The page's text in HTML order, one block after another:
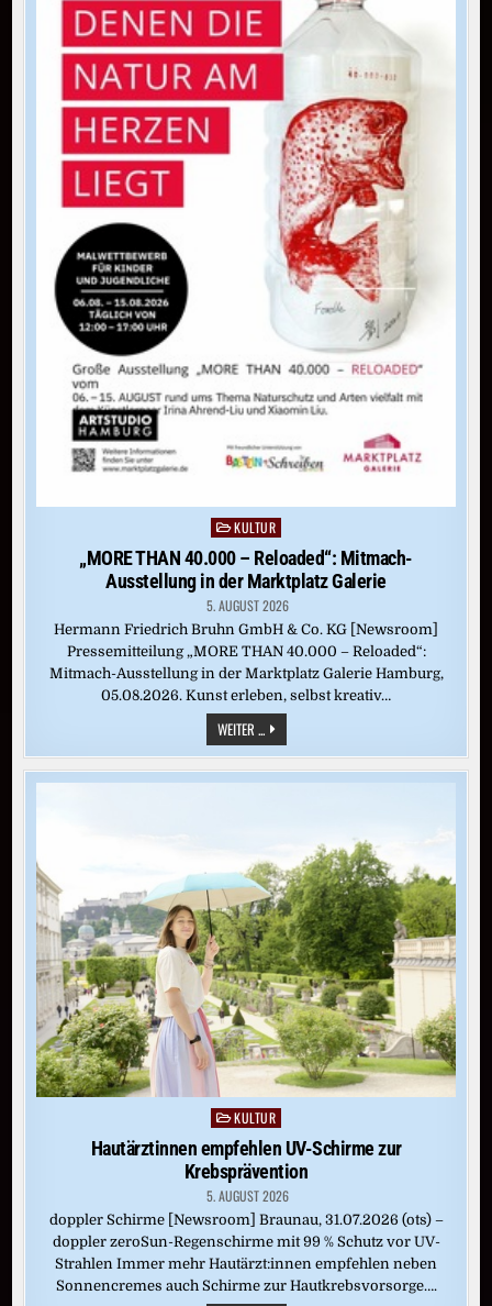
Posted
in
KULTUR
„MORE THAN 40.000 – Reloaded“: Mitmach-
Ausstellung in der Marktplatz Galerie
5. AUGUST 2026
Hermann Friedrich Bruhn GmbH & Co. KG [Newsroom]
Pressemitteilung „MORE THAN 40.000 – Reloaded“:
Mitmach-Ausstellung in der Marktplatz Galerie Hamburg,
05.08.2026. Kunst erleben, selbst kreativ…
WEITER ... „MORE
THAN
40.000
–
RELOADED“:
MARKTPLATZ
GALERIE
PostedKULTUR
Hautärztinnen empfehlen UV-Schirme zur
Krebsprävention
5. AUGUST 2026
doppler Schirme [Newsroom] Braunau, 31.07.2026 (ots) –
doppler zeroSun-Regenschirme mit 99 % Schutz vor UV-
Strahlen Immer mehr Hautärzt:innen empfehlen neben
Sonnencremes auch Schirme zur Hautkrebsvorsorge….